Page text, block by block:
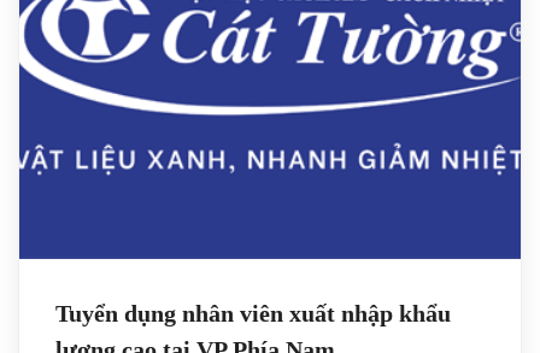
Tuyển dụng nhân viên xuất nhập khẩu